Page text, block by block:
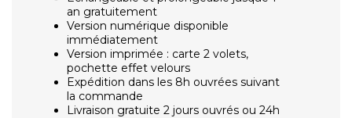
an gratuitement
Version numérique disponible
immédiatement
Version imprimée : carte 2 volets,
pochette effet velours
Expédition dans les 8h ouvrées suivant
la commande
Livraison gratuite 2 jours ouvrés ou 24h